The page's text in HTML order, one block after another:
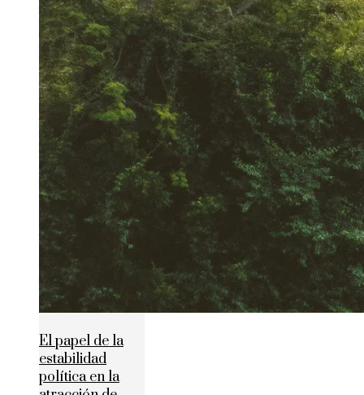
El papel de la
estabilidad
política en la